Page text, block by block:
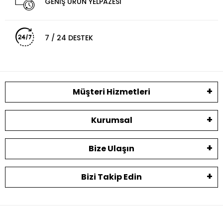
7 / 24 DESTEK
Müşteri Hizmetleri
Kurumsal
Bize Ulaşın
Bizi Takip Edin